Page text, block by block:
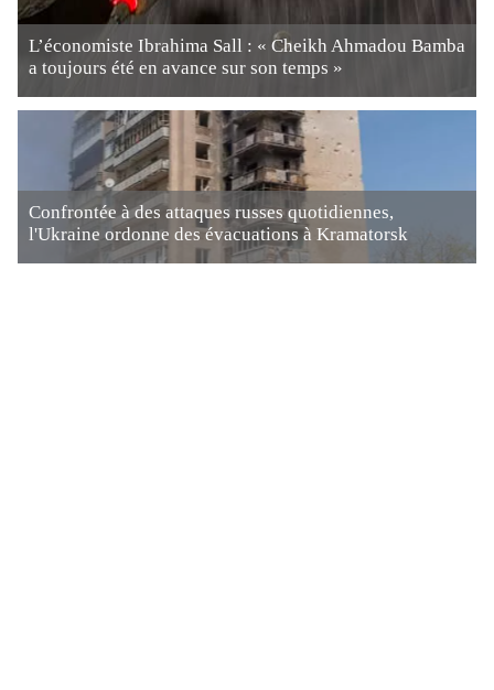
L’économiste Ibrahima Sall : « Cheikh Ahmadou Bamba
a toujours été en avance sur son temps »
Confrontée à des attaques russes quotidiennes,
l'Ukraine ordonne des évacuations à Kramatorsk